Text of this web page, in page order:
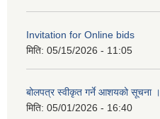
Invitation for Online bids
मिति: 05/15/2026 - 11:05
बोलपत्र स्वीकृत गर्ने आशयको सूचना ।
मिति: 05/01/2026 - 16:40